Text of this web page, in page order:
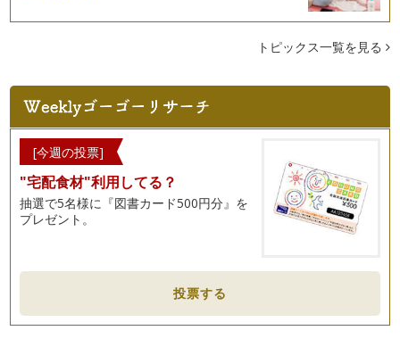
トピックス一覧を見る
[今週の投票]
"宅配食材"利用してる？
抽選で5名様に『図書カード500円分』を
プレゼント。
投票する